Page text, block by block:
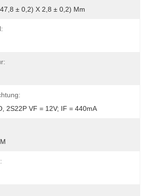
± 0,2) X 2,8 ± 0,2) Mm
2S22P VF = 12V; IF = 440mA